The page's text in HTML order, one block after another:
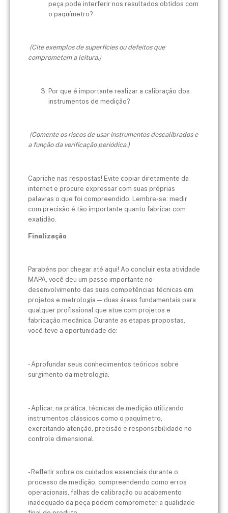
peça pode interferir nos resultados obtidos com
o paquímetro?
(Cite exemplos de superfícies ou defeitos que
comprometem a leitura.)
Por que é importante realizar a calibração dos
instrumentos de medição?
(Comente os riscos de usar instrumentos descalibrados e
a função da verificação periódica.)
Capriche nas respostas! Evite copiar diretamente da
internet e procure expressar com suas próprias
palavras o que foi compreendido. Lembre-se: medir
com precisão é tão importante quanto fabricar com
exatidão.
Finalização
Parabéns por chegar até aqui! Ao concluir esta atividade
MAPA, você deu um passo importante no
desenvolvimento das suas competências técnicas em
projetos e metrologia — duas áreas fundamentais para
qualquer profissional que atue com projetos e
fabricação mecânica. Durante as etapas propostas,
você teve a oportunidade de:
- Aprofundar seus conhecimentos teóricos sobre
surgimento da metrologia.
- Aplicar, na prática, técnicas de medição utilizando
instrumentos clássicos como o paquímetro,
exercitando atenção, precisão e responsabilidade no
controle dimensional.
- Refletir sobre os cuidados essenciais durante o
processo de medição, compreendendo como erros
operacionais, falhas de calibração ou acabamento
inadequado da peça podem comprometer a qualidade